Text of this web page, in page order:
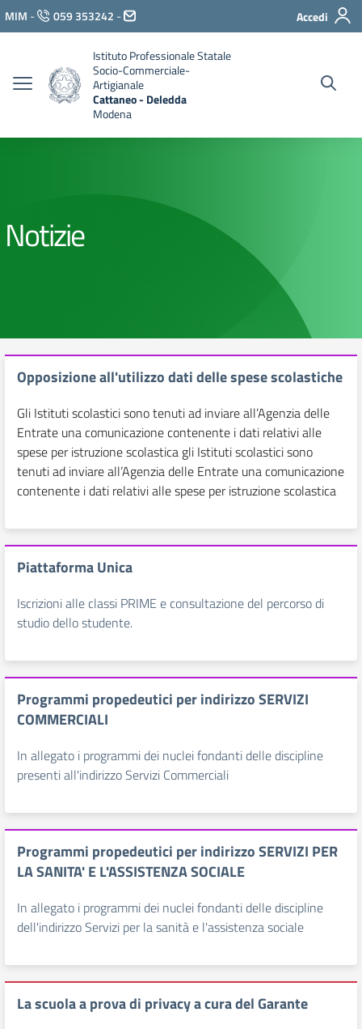
Vai ai contenuti
Vai al menu di navigazione
Vai al footer
MIM - 059 353242 - Accedi
Istituto Professionale Statale
Socio-Commerciale-
Artigianale
Cattaneo - Deledda
Modena
Notizie
Opposizione all'utilizzo dati delle spese scolastiche
Gli Istituti scolastici sono tenuti ad inviare all’Agenzia delle
Entrate una comunicazione contenente i dati relativi alle
spese per istruzione scolastica gli Istituti scolastici sono
tenuti ad inviare all’Agenzia delle Entrate una comunicazione
contenente i dati relativi alle spese per istruzione scolastica
Piattaforma Unica
Iscrizioni alle classi PRIME e consultazione del percorso di
studio dello studente.
Programmi propedeutici per indirizzo SERVIZI
COMMERCIALI
In allegato i programmi dei nuclei fondanti delle discipline
presenti all'indirizzo Servizi Commerciali
Programmi propedeutici per indirizzo SERVIZI PER
LA SANITA' E L'ASSISTENZA SOCIALE
In allegato i programmi dei nuclei fondanti delle discipline
dell'indirizzo Servizi per la sanità e l'assistenza sociale
La scuola a prova di privacy a cura del Garante